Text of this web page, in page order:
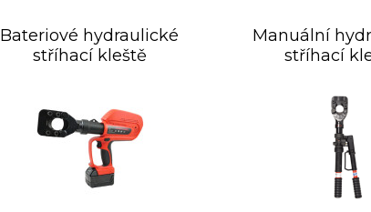
Bateriové hydraulické
stříhací kleště
Manuální
stříhací